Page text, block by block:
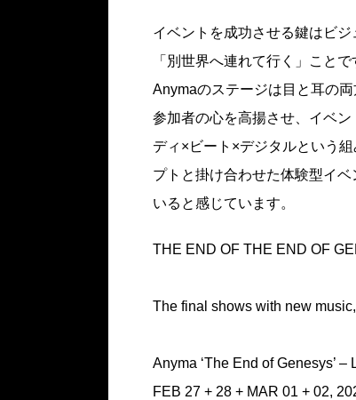
イベントを成功させる鍵はビ
「別世界へ連れて行く」ことで
Anymaのステージは目と耳の
参加者の心を高揚させ、イベ
ディ×ビート×デジタルという
プトと掛け合わせた体験型イ
いると感じています。
THE END OF THE END OF
The final shows with new
Anyma ‘The End of Genesys’ –
FEB 27 + 28 + MAR 01 + 02,